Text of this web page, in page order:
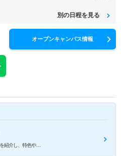
別の日程を見る
オープンキャンパス情報
とあなたが成長できるコースが見つかります！